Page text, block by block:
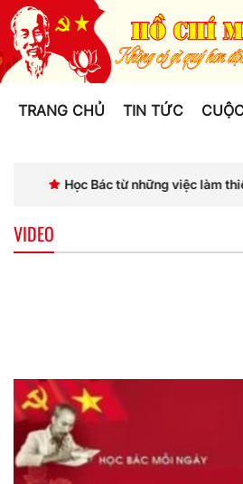
TRANG CHỦ TIN TỨC
Học Bác từ những việc làm thiết thực
VIDEO